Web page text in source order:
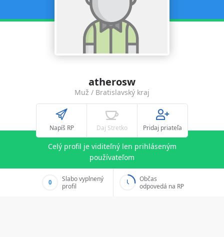
atherosw
Muž / Bratislavský kraj
Napíš RP Daj Stretko Pridaj priateľa
Celý profil je viditeľný len prihláseným
používateľom
0
Slabo vyplnený
profil
Občas
odpovedá na RP